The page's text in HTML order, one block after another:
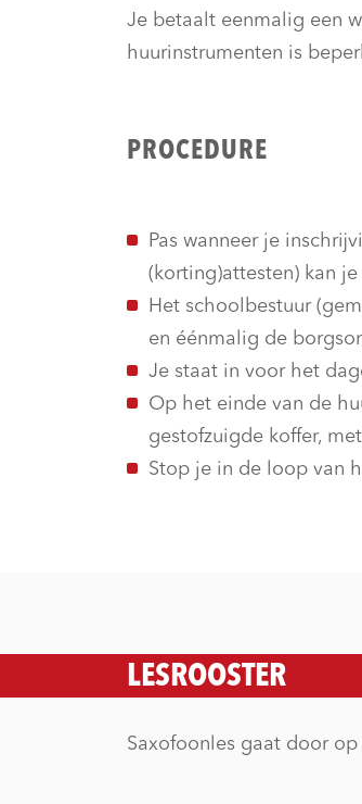
Je betaalt eenmalig een
huurinstrumenten is
PROCEDURE
Pas wanneer je
(korting)attesten) kan
Het schoolbestuur
en éénmalig de
Je staat in voor het
Op het einde van de
gestofzuigde koffer,
Stop je in de loop van
LESROOSTER
Saxofoonles gaat door